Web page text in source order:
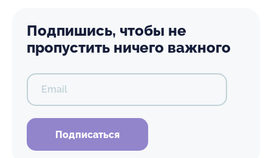
Подпишись, чтобы не
пропустить ничего важного
Email
Подписаться